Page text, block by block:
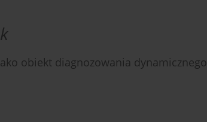
obiekt diagnozowania dynamicznego